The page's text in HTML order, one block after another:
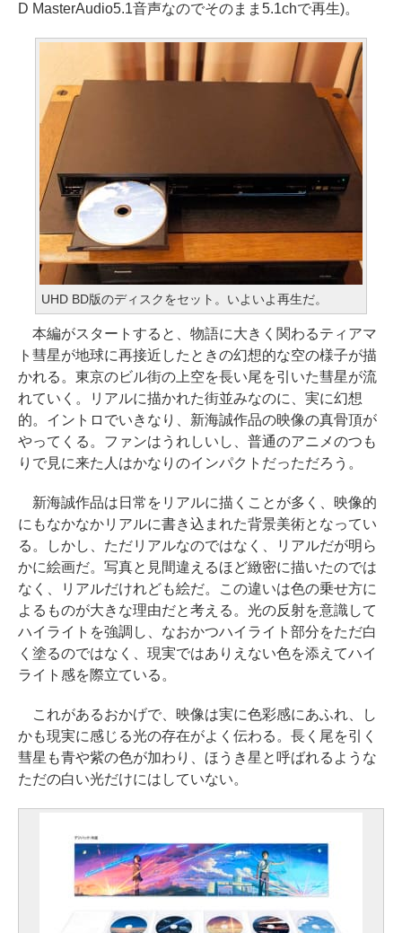
D MasterAudio5.1音声なのでそのまま5.1chで再生)。
UHD BD版のディスクをセット。いよいよ再生だ。
本編がスタートすると、物語に大きく関わるティアマ
ト彗星が地球に再接近したときの幻想的な空の様子が描
かれる。東京のビル街の上空を長い尾を引いた彗星が流
れていく。リアルに描かれた街並みなのに、実に幻想
的。イントロでいきなり、新海誠作品の映像の真骨頂が
やってくる。ファンはうれしいし、普通のアニメのつも
りで見に来た人はかなりのインパクトだっただろう。
新海誠作品は日常をリアルに描くことが多く、映像的
にもなかなかリアルに書き込まれた背景美術となってい
る。しかし、ただリアルなのではなく、リアルだが明ら
かに絵画だ。写真と見間違えるほど緻密に描いたのでは
なく、リアルだけれども絵だ。この違いは色の乗せ方に
よるものが大きな理由だと考える。光の反射を意識して
ハイライトを強調し、なおかつハイライト部分をただ白
く塗るのではなく、現実ではありえない色を添えてハイ
ライト感を際立ている。
これがあるおかげで、映像は実に色彩感にあふれ、し
かも現実に感じる光の存在がよく伝わる。長く尾を引く
彗星も青や紫の色が加わり、ほうき星と呼ばれるような
ただの白い光だけにはしていない。